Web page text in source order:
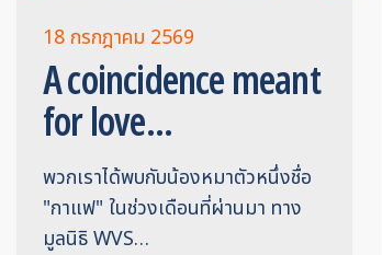
18 กรกฎาคม 2569
A coincidence meant
for love...
พวกเราได้พบกับน้องหมาตัวหนึ่งชื่อ
"กาแฟ" ในช่วงเดือนที่ผ่านมา ทาง
มูลนิธิ WVS…